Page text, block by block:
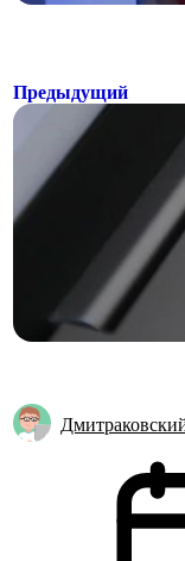
Предыдущий